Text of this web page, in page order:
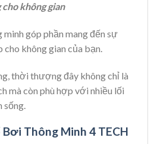
không gian
minh góp phần mang đến sự
cho không gian của bạn.
thời thượng đây không chỉ là
mà còn phù hợp với nhiều lối
sống.
Bơi Thông Minh 4 TECH